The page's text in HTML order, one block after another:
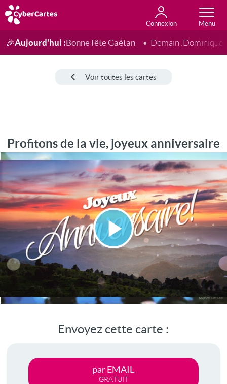
Connexion
Anniversaire
Fête du jour
Amour
Amitié
Merci
Toutes les cartes
🎉Aujourd'hui :Bonne fête Gaétan Demain :Dominique
Voir toutes les cartes
Profitons de la vie, joyeux anniversaire
Lire
la
vidéo
Envoyez cette carte :
par EMAIL
GRATUIT